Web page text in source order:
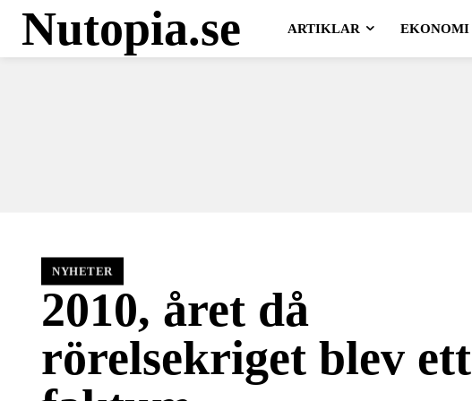
Nutopia.se ARTIKLAR EKONOMI
NYHETER
2010, året då
rörelsekriget blev ett